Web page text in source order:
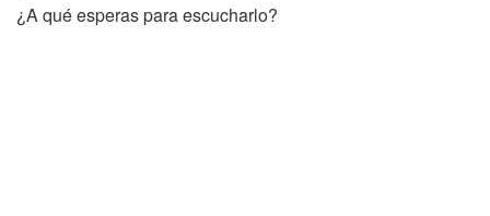
¿A qué esperas para escucharlo?